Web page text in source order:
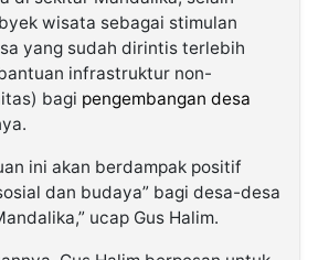
wisata sebagai stimulan
yang sudah dirintis terlebih
infrastruktur non-
bagi pengembangan desa
ini akan berdampak positif
dan budaya” bagi desa-desa
ucap Gus Halim.